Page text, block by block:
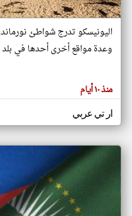
هنا عن
وجهة
كاتبيها.
اليونيسكو تدرج شواطئ
وعدة مواقع أخرى أحدها في بلد
منذ ١٠ أيام
ار تي عربي